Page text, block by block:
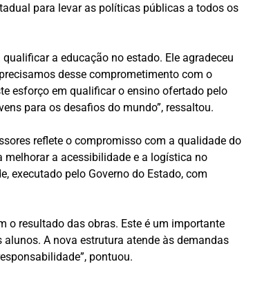
para levar as políticas públicas a todos os
a educação no estado. Ele agradeceu
desse comprometimento com o
esforço em qualificar o ensino ofertado pelo
para os desafios do mundo”, ressaltou.
reflete o compromisso com a qualidade do
a acessibilidade e a logística no
executado pelo Governo do Estado, com
o resultado das obras. Este é um importante
A nova estrutura atende às demandas
pontuou.